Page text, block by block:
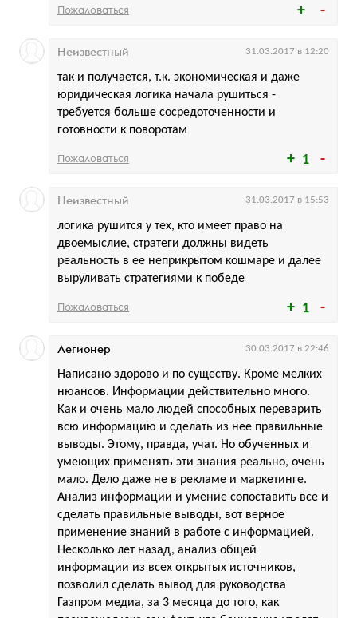
Пожаловаться
1
так и получается, т.к. экономическая и даже
юридическая логика начала рушиться -
требуется больше сосредоточенности и
готовности к поворотам
Неизвестный 31.03.2017 в 12:20
Пожаловаться
1
логика рушится у тех, кто имеет право на
двоемыслие, стратеги должны видеть
реальность в ее неприкрытом кошмаре и далее
выруливать стратегиями к победе
Неизвестный 31.03.2017 в 15:53
Пожаловаться
Написано здорово и по существу. Кроме мелких
нюансов. Информации действительно много.
Как и очень мало людей способных переварить
всю информацию и сделать из нее правильные
выводы. Этому, правда, учат. Но обученных и
умеющих применять эти знания реально, очень
мало. Дело даже не в рекламе и маркетинге.
Анализ информации и умение сопоставить все и
сделать правильные выводы, вот верное
применение знаний в работе с информацией.
Несколько лет назад, анализ общей
информации из всех открытых источников,
позволил сделать вывод для руководства
Газпром медиа, за 3 месяца до того, как
Легионер 30.03.2017 в 22:46